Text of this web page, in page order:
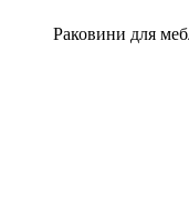
Раковини для